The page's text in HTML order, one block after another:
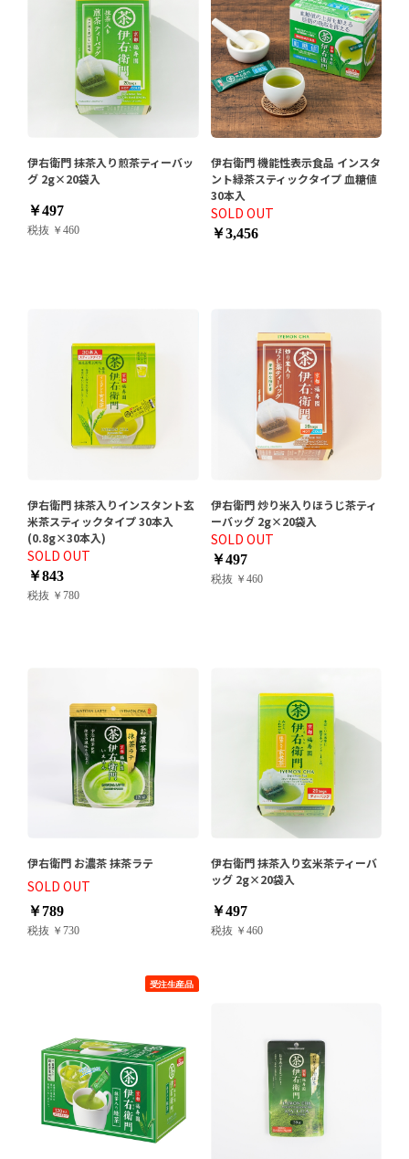
伊右衛門 抹茶入り煎茶ティーバッ
グ 2g×20袋入
￥497
税抜 ￥460
SOLD OUT
伊右衛門 機能性表示食品 インスタ
ント緑茶スティックタイプ 血糖値
30本入
￥3,456
SOLD OUT
伊右衛門 抹茶入りインスタント玄
米茶スティックタイプ 30本入
(0.8g×30本入)
￥843
税抜 ￥780
SOLD OUT
伊右衛門 炒り米入りほうじ茶ティ
ーバッグ 2g×20袋入
￥497
税抜 ￥460
SOLD OUT
伊右衛門 お濃茶 抹茶ラテ
￥789
税抜 ￥730
伊右衛門 抹茶入り玄米茶ティーバ
ッグ 2g×20袋入
￥497
税抜 ￥460